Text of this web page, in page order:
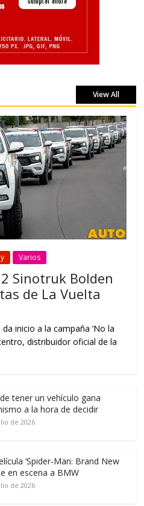
View All
Varios
Sinotruk Bolden
de La Vuelta
inicio a la campaña ‘No la
distribuidor oficial de la
tener un vehículo gana
a la hora de decidir
de 2026
‘Spider‑Man: Brand New
en escena a BMW
de 2026